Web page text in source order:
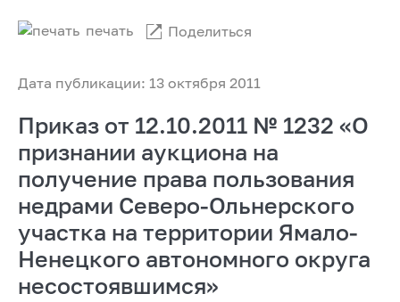
Дата публикации: 13 октября 2011
печать Поделиться
Приказ от 12.10.2011 № 1232 «О
признании аукциона на
получение права пользования
недрами Северо-Ольнерского
участка на территории Ямало-
Ненецкого автономного округа
несостоявшимся»